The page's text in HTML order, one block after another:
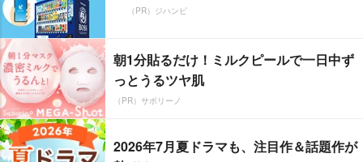
（PR）ジハンピ
朝1分貼るだけ！ミルクピールで一日中ず
っとうるツヤ肌
（PR）サボリーノ
2026年7月夏ドラマも、注目作＆話題作が